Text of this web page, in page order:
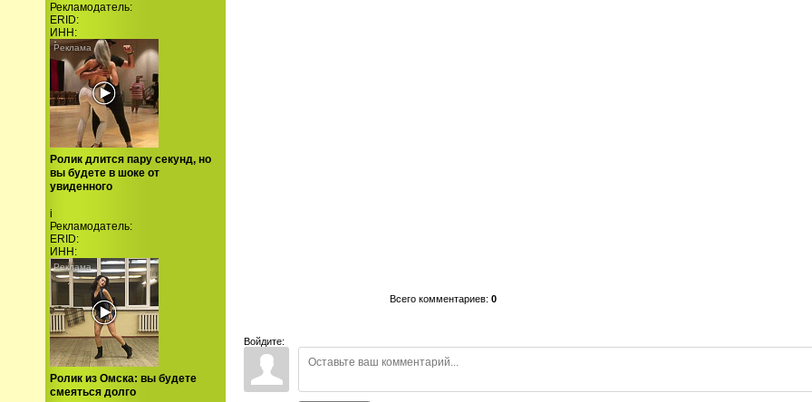
Рекламодатель:
ERID:
ИНН:
Ролик длится пару секунд, но
вы будете в шоке от
увиденного
i
Рекламодатель:
ERID:
ИНН:
Ролик из Омска: вы будете
смеяться долго
Всего комментариев: 0
Войдите: